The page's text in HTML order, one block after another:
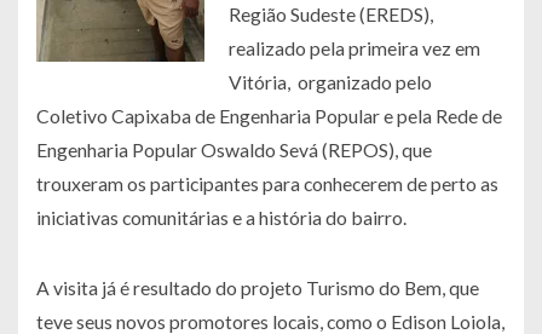
Região Sudeste (EREDS),
realizado pela primeira vez em
Vitória, organizado pelo
Coletivo Capixaba de Engenharia Popular e pela Rede de
Engenharia Popular Oswaldo Sevá (REPOS), que
trouxeram os participantes para conhecerem de perto as
iniciativas comunitárias e a história do bairro.
A visita já é resultado do projeto Turismo do Bem, que
teve seus novos promotores locais, como o Edison Loiola,